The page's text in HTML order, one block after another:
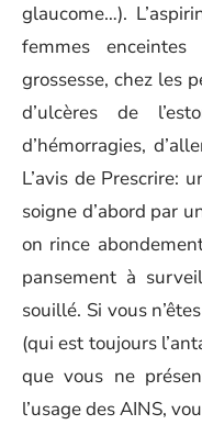
glaucome…).
femmes
grossesse, chez les
d’ulcères de
d’hémorragies,
L’avis de Prescrire:
soigne d’abord par
on rince
pansement à
souillé. Si vous
(qui est toujours
que vous ne
l’usage des AINS,